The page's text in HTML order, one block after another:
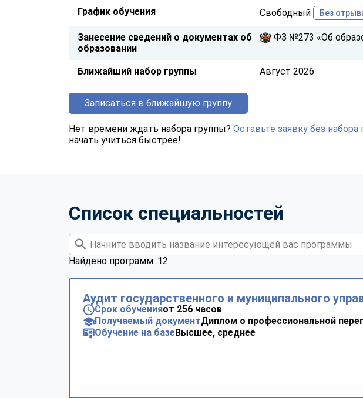
График обучения Свободный Без
Занесение сведений о документах об
образовании
ФЗ №273 «Об
Ближайший набор группы Август 2026
Записаться в ближайшую группу
Нет времени ждать набора группы? Оставьте заявку без набора
начать учиться быстрее!
Список специальностей
Найдено программ: 12
Аудит государственного и муниципального
Срок обученияот 256 часов
Получаемый документДиплом о профессиональной
Обучение на базеВысшее, среднее